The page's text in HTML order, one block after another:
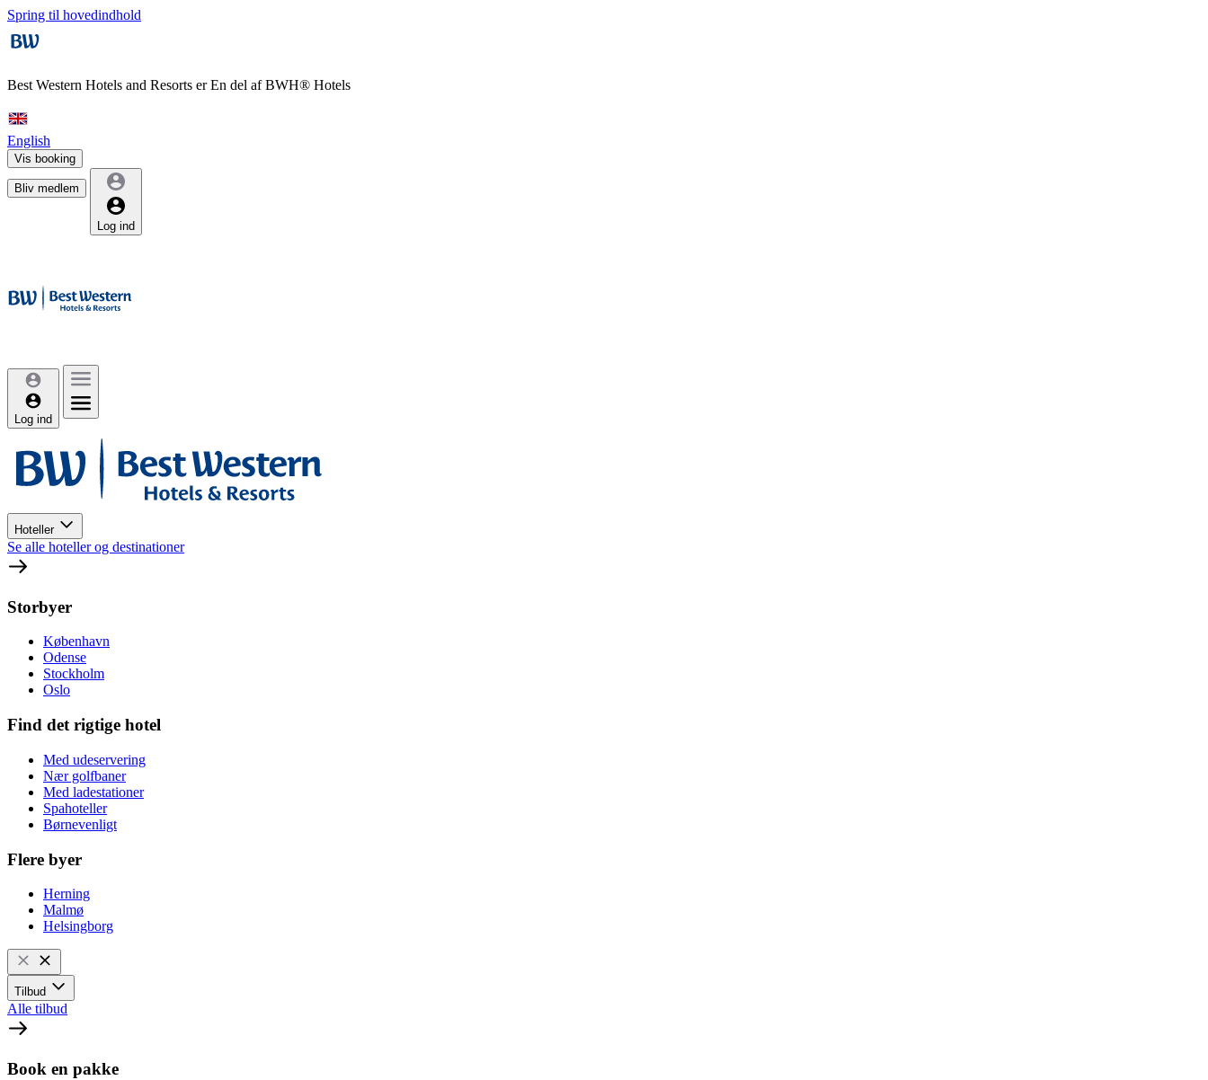
Spring til hovedindhold
Best Western Hotels and Resorts erEn del af BWH® Hotels
English
Vis booking
Bliv medlem
Log ind
Log ind
Hoteller
Se alle hoteller og destinationer
Storbyer
København
Odense
Stockholm
Oslo
Find det rigtige hotel
Med udeservering
Nær golfbaner
Med ladestationer
Spahoteller
Børnevenligt
Flere byer
Herning
Malmø
Helsingborg
Tilbud
Alle tilbud
Book en pakke